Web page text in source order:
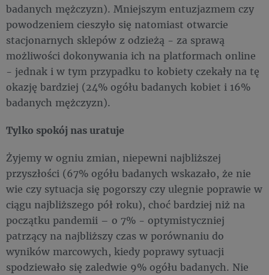
badanych mężczyzn). Mniejszym entuzjazmem czy
powodzeniem cieszyło się natomiast otwarcie
stacjonarnych sklepów z odzieżą - za sprawą
możliwości dokonywania ich na platformach online
- jednak i w tym przypadku to kobiety czekały na tę
okazję bardziej (24% ogółu badanych kobiet i 16%
badanych mężczyzn).
Tylko spokój nas uratuje
Żyjemy w ogniu zmian, niepewni najbliższej
przyszłości (67% ogółu badanych wskazało, że nie
wie czy sytuacja się pogorszy czy ulegnie poprawie w
ciągu najbliższego pół roku), choć bardziej niż na
początku pandemii – o 7% - optymistyczniej
patrzący na najbliższy czas w porównaniu do
wyników marcowych, kiedy poprawy sytuacji
spodziewało się zaledwie 9% ogółu badanych. Nie